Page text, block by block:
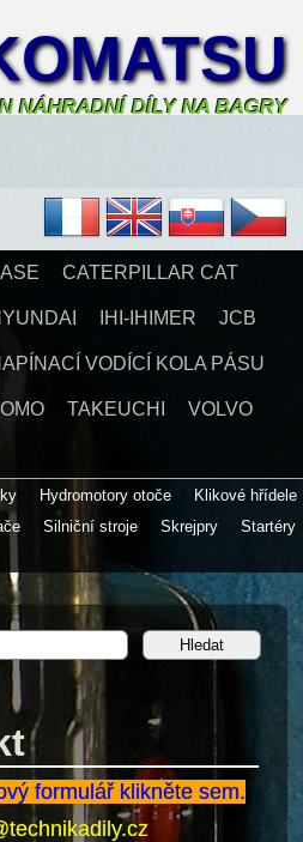
NÁHRADNÍ DÍLY NA BAGRY
CATERPILLAR CAT
IHI-IHIMER JCB
VODÍCÍ KOLA PÁSU
TAKEUCHI VOLVO
Hydromotory otoče
Klikové hřídele
Silniční stroje Skrejpry
Startéry
formulář klikněte sem.